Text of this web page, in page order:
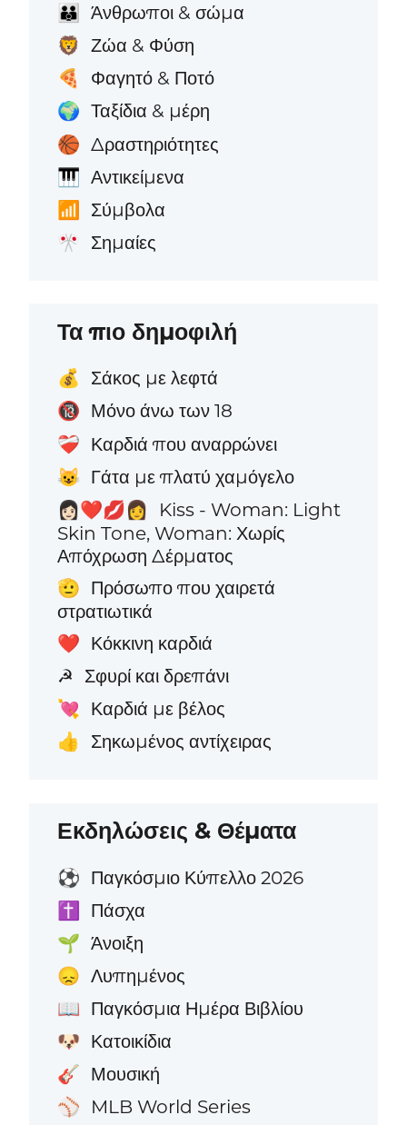
👪 Άνθρωποι & σώμα
🦁 Ζώα & Φύση
🍕 Φαγητό & Ποτό
🌍 Ταξίδια & μέρη
🏀 Δραστηριότητες
🎹 Αντικείμενα
📶 Σύμβολα
🎌 Σημαίες
Τα πιο δημοφιλή
💰 Σάκος με λεφτά
🔞 Μόνο άνω των 18
❤️‍🩹 Καρδιά που αναρρώνει
😺 Γάτα με πλατύ χαμόγελο
👩🏻‍❤️‍💋‍👩
Kiss - Woman: Light
Skin Tone, Woman: Χωρίς
Απόχρωση Δέρματος
🫡 Πρόσωπο που χαιρετά
στρατιωτικά
❤️ Κόκκινη καρδιά
☭ Σφυρί και δρεπάνι
💘 Καρδιά με βέλος
👍 Σηκωμένος αντίχειρας
Εκδηλώσεις & Θέματα
⚽ Παγκόσμιο Κύπελλο 2026
✝️ Πάσχα
🌱 Άνοιξη
😞 Λυπημένος
📖 Παγκόσμια Ημέρα Βιβλίου
🐶 Κατοικίδια
🎸 Μουσική
⚾ MLB World Series